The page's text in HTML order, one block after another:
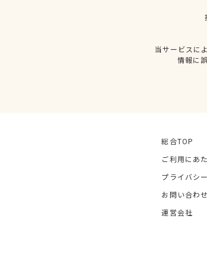
当サービスに
情報に
総合TOP
ご利用にあ
プライバシ
お問い合わせ
運営会社